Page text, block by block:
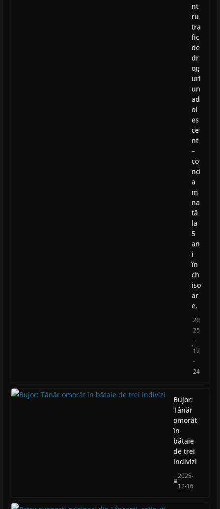
nt
ru
tra
fic
de
dr
og
uri
un
ad
ol
es
ce
nt
–
co
nd
a
m
na
tă
la
5
an
i
în
ch
iso
ar
e.
20
25
-
12
-
24
Bujor:
Tânăr
omorât
în
bătaie
de trei
indivizi
2025-
12-16